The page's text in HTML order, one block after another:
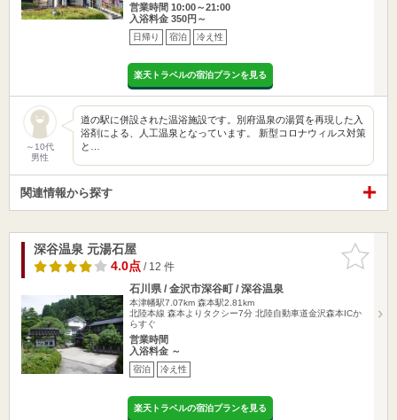
営業時間 10:00～21:00
入浴料金 350円～
日帰り 宿泊 冷え性
楽天トラベルの宿泊プランを見る
～10代
男性
道の駅に併設された温浴施設です。別府温泉の湯質を再現した入
浴剤による、人工温泉となっています。 新型コロナウィルス対策
と…
関連情報から探す
お気に入
りに追加
深谷温泉 元湯石屋
4.0点/ 12 件
石川県 / 金沢市深谷町 / 深谷温泉
本津幡駅7.07km 森本駅2.81km
北陸本線 森本よりタクシー7分 北陸自動車道金沢森本ICか
らすぐ
営業時間
入浴料金 ～
宿泊 冷え性
楽天トラベルの宿泊プランを見る